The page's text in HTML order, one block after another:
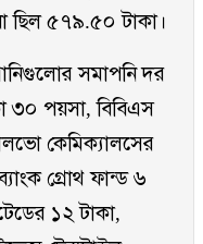
ছিল ৫৭৯.৫০ টাকা।
সমাপনি দর
৩০ পয়সা, বিবিএস
কেমিক্যালসের
গ্রোথ ফান্ড ৬
১২ টাকা,